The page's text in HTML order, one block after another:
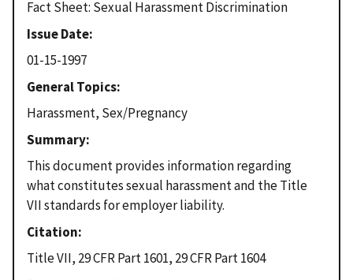
Fact Sheet: Sexual Harassment Discrimination
Issue Date
01-15-1997
General Topics
Harassment, Sex/Pregnancy
Summary
This document provides information regarding
what constitutes sexual harassment and the Title
VII standards for employer liability.
Citation
Title VII, 29 CFR Part 1601, 29 CFR Part 1604